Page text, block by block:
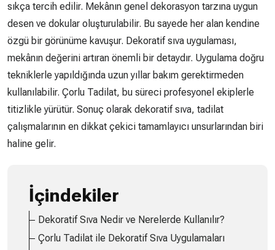
sıkça tercih edilir. Mekânın genel dekorasyon tarzına uygun
desen ve dokular oluşturulabilir. Bu sayede her alan kendine
özgü bir görünüme kavuşur. Dekoratif sıva uygulaması,
mekânın değerini artıran önemli bir detaydır. Uygulama doğru
tekniklerle yapıldığında uzun yıllar bakım gerektirmeden
kullanılabilir. Çorlu Tadilat, bu süreci profesyonel ekiplerle
titizlikle yürütür. Sonuç olarak dekoratif sıva, tadilat
çalışmalarının en dikkat çekici tamamlayıcı unsurlarından biri
haline gelir.
İçindekiler
Dekoratif Sıva Nedir ve Nerelerde Kullanılır?
Çorlu Tadilat ile Dekoratif Sıva Uygulamaları